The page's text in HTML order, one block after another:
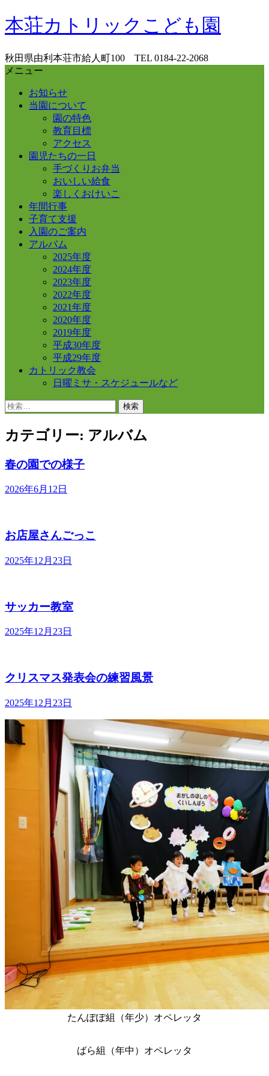
コ
ン
ン
ツ
本荘カトリックこども園
秋田県由利本荘市給人町100 TEL 0184-22-2068
メニュー
お知らせ
当園について
園の特色
教育目標
アクセス
園児たちの一日
手づくりお弁当
おいしい給食
楽しくおけいこ
年間行事
子育て支援
入園のご案内
アルバム
2025年度
2024年度
2023年度
2022年度
2021年度
2020年度
2019年度
平成30年度
平成29年度
カトリック教会
日曜ミサ・スケジュールなど
検
索:
カテゴリー: アルバム
春の園での様子
2026年6月12日
お店屋さんごっこ
2025年12月23日
サッカー教室
2025年12月23日
クリスマス発表会の練習風景
2025年12月23日
たんぽぽ組（年少） オペレッタ
ばら組（年中）オペレッタ